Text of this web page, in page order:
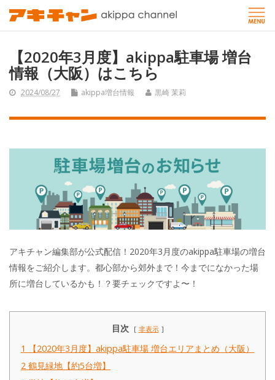
【2020年3月度】akippa駐車場 増台
情報（大阪）はこちら
2024/08/27 akippa増台情報 黒崎 茉莉
アキチャン編集部が公式配信！2020年3月度のakippa駐車場の増台
情報をご紹介します。都心部から郊外まで！今までになかった場
所に増台しているかも！？要チェックですよ〜！
目次 非表示
1
【2020年3月度】akippa駐車場 増台エリアまとめ（大阪）
2 鶴見緑地【約5台増】